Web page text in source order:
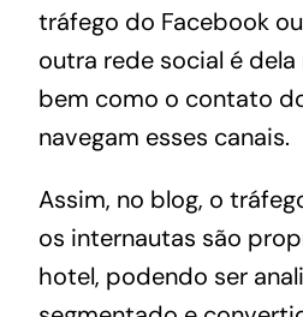
tráfego do Facebook
outra rede social é dela
bem como o contato
navegam esses canais.
Assim, no blog, o
os internautas são
hotel, podendo ser